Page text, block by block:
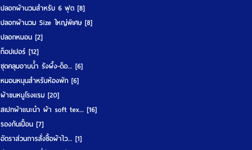
ปลอกผ้านวมสำหรับ 6 ฟุต [8]
ปลอกผ้านวม Size ใหญ่พิเศษ [8]
ปลอกหมอน [2]
ท็อปเปอร์ [12]
ชุดคลุมอาบน้ำ รังผึ้ง-ด็อ... [6]
หมอนหนุนสำหรับห้องพัก [6]
ผ้าขนหนูโรงแรม [20]
สเปกผ้าแนะนำ ผ้า soft tex... [16]
รองกันเปื้อน [7]
อัตราส่วนการสั่งซื้อผ้าไว... [1]